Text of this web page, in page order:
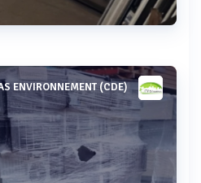
Voir plus
ENVIRONNEMENT (CDE)